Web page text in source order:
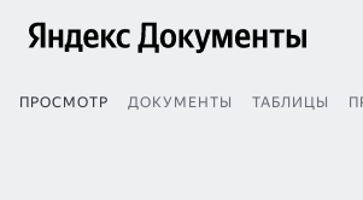
ПРОСМОТР ДОКУМЕНТЫ ТАБЛИЦЫ